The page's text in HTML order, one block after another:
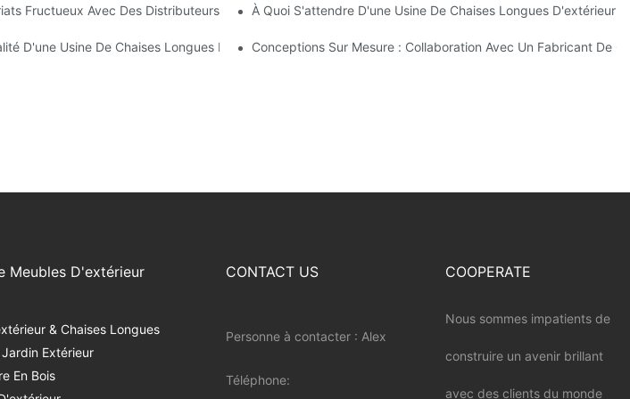
Fructueux Avec Des Distributeurs De Parasols De PlageÀ Quoi S'attendre D'une Usine De Chaises Longues D'extérieur
D'une Usine De Chaises Longues D'extérieurConceptions Sur Mesure : Collaboration Avec Un Fabricant De
Meubles D'extérieur
& Chaises Longues
Extérieur
En Bois
CONTACT US
Personne à contacter : Alex
Téléphone:
COOPERATE
Nous sommes impatients de
construire un avenir brillant
avec des clients du monde